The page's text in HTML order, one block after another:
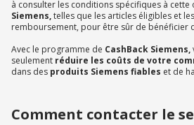
à consulter les conditions spécifiques à cette
Siemens,telles que les articles éligibles et
remboursement, pour être sûr de bénéficier
Avec le programme de CashBack Siemens,
seulement réduire les coûts de votre
dans des produits Siemens fiables et de
Comment contacter le